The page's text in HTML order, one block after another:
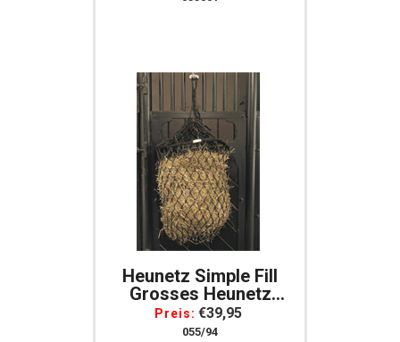
Heunetz Simple Fill
Grosses Heunetz
Heuraufe Mit Kleinen
Maschen Schwarz, Gr.
Preis: €39,95
055/94